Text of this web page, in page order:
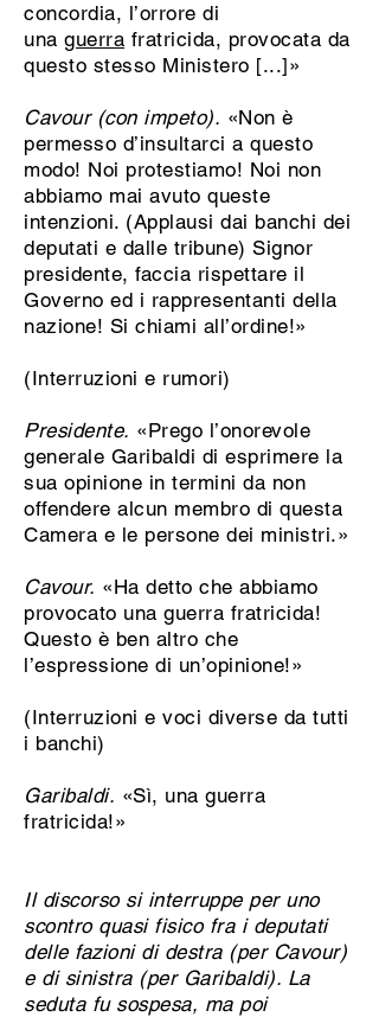
concordia, l’orrore di
unaguerra fratricida, provocata da
questo stesso Ministero [...]»
Cavour (con impeto). «Non è
permesso d’insultarci a questo
modo! Noi protestiamo! Noi non
abbiamo mai avuto queste
intenzioni. (Applausi dai banchi dei
deputati e dalle tribune) Signor
presidente, faccia rispettare il
Governo ed i rappresentanti della
nazione! Si chiami all’ordine!»
(Interruzioni e rumori)
Presidente. «Prego l’onorevole
generale Garibaldi di esprimere la
sua opinione in termini da non
offendere alcun membro di questa
Camera e le persone dei ministri.»
Cavour. «Ha detto che abbiamo
provocato una guerra fratricida!
Questo è ben altro che
l’espressione di un’opinione!»
(Interruzioni e voci diverse da tutti
i banchi)
Garibaldi. «Sì, una guerra
fratricida!»
Il discorso si interruppe per uno
scontro quasi fisico fra i deputati
delle fazioni di destra (per Cavour)
e di sinistra (per Garibaldi). La
seduta fu sospesa, ma poi